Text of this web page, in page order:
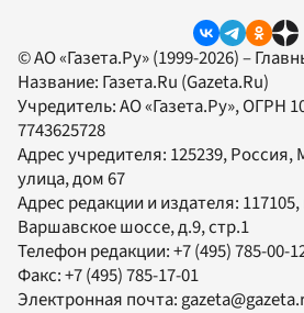
© АО «Газета.Ру» (1999-2026) –
Название: Газета.Ru (Gazeta.Ru)
Учредитель:АО «Газета.Ру», ОГРН
7743625728
Адрес учредителя: 125239, Россия,
улица, дом 67
Адрес редакции и издателя: 117105,
Варшавское шоссе, д.9, стр.1
Телефон редакции:+7 (495) 785-00-
Факс:+7 (495) 785-17-01
Электронная почта: